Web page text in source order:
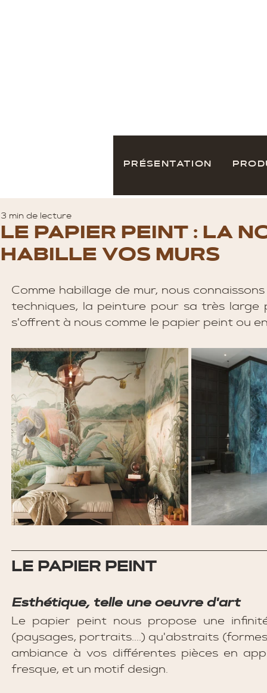
PRÉSENTATION
LE PAPIER PEINT : LA
HABILLE VOS MURS
3 min de lecture
Comme habillage de mur, nous
techniques, la peinture pour sa très large
s'offrent à nous comme le papier peint ou
LE PAPIER PEINT
Esthétique, telle une oeuvre d'art
Le papier peint nous propose une
(paysages, portraits....) qu'abstraits
ambiance à vos différentes pièces en
fresque, et un motif design.